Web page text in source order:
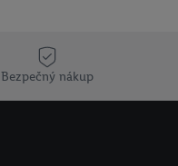
Bezpečný nákup